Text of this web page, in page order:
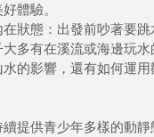
體驗。
狀態：出發前吵著要
多有在溪流或海邊玩
的影響，還有如何運
提供青少年多樣的動